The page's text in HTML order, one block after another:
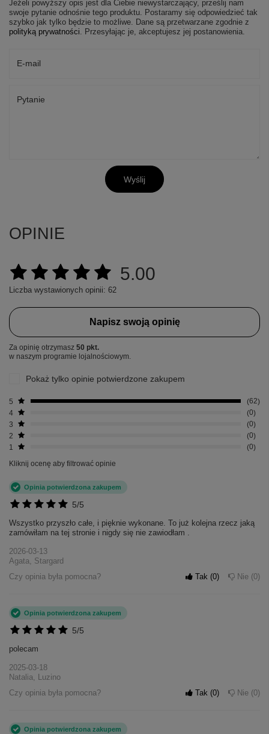
Jeżeli powyższy opis jest dla Ciebie niewystarczający, prześlij nam
swoje pytanie odnośnie tego produktu. Postaramy się odpowiedzieć tak
szybko jak tylko będzie to możliwe. Dane są przetwarzane zgodnie z
polityką prywatności. Przesyłając je, akceptujesz jej postanowienia.
E-mail
Pytanie
Wyślij
OPINIE
5.00
Liczba wystawionych opinii: 62
Napisz swoją opinię
Za opinię otrzymasz 50 pkt.
w naszym programie lojalnościowym.
Pokaż tylko opinie potwierdzone zakupem
5
62
4
0
3
0
2
0
1
0
Kliknij ocenę aby filtrować opinie
5/5
Opinia potwierdzona zakupem
Wszystko przyszło całe, i pięknie wykonane. To już kolejna rzecz jaką
zamówiłam na tej stronie i nigdy się nie zawiodłam .
2026-03-13
Agata, Stargard
Czy opinia była pomocna?
Tak 0 Nie 0
5/5
Opinia potwierdzona zakupem
polecam
2025-03-18
Natalia, Luzino
Czy opinia była pomocna?
Tak 0 Nie 0
Opinia potwierdzona zakupem